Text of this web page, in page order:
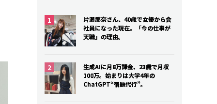
片瀬那奈さん、40歳で女優から会
社員になった現在。「今の仕事が
天職」の理由。
生成AIに月8万課金、23歳で月収
100万。始まりは大学4年の
ChatGPT“宿題代行”。
片瀬那奈さん、40歳で女優から会
社員になった現在。「今の仕事が
天職」の理由。
生成AIに月8万課金、23歳で月収
100万。始まりは大学4年の
ChatGPT“宿題代行”。